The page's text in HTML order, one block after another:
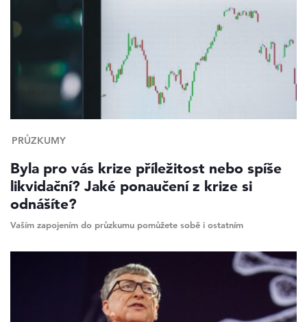
PRŮZKUMY
Byla pro vás krize příležitost nebo spíše
likvidační? Jaké ponaučení z krize si
odnášíte?
Vaším zapojením do průzkumu pomůžete sobě i ostatním